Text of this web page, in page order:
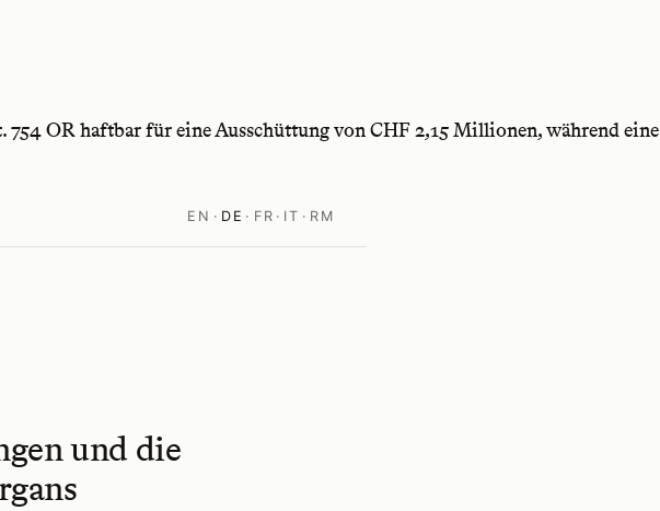
OR haftbar für eine Ausschüttung von CHF 2,15 Millionen, während eine
EN · DE · FR · IT · RM
und die